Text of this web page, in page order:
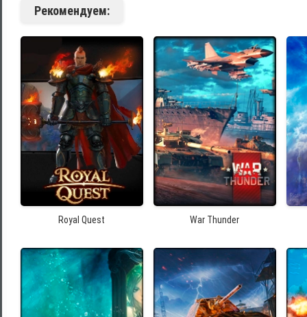
Рекомендуем:
Royal Quest War Thunder